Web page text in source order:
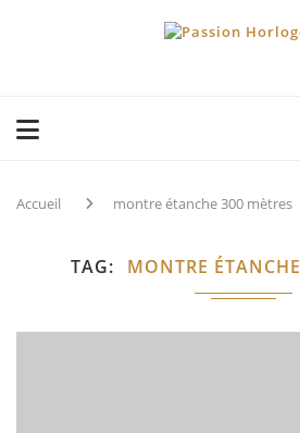
Accueil montre étanche 300 mètres
TAG MONTRE